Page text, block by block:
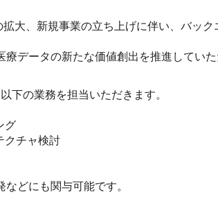
大、新規事業の立ち上げに伴い、バッ
データの新たな価値創出を推進していた
下の業務を担当いただきます。
グ
クチャ検討
どにも関与可能です。